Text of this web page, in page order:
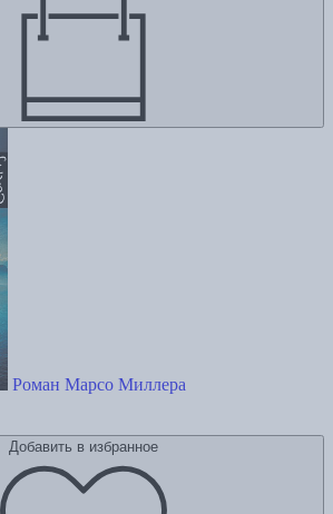
Роман Марсо Миллера
Добавить в избранное